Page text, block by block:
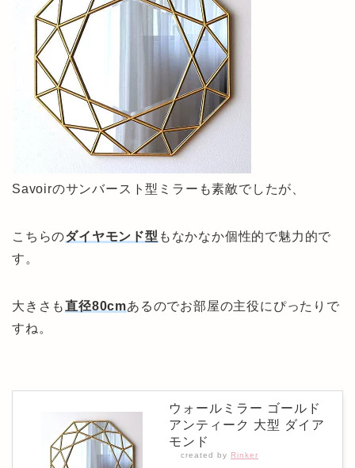
Savoirのサンバースト型ミラーも素敵でしたが、
こちらのダイヤモンド型 もなかなか個性的で魅力的で
す。
大きさも直径80cmあるのでお部屋の主役にぴったりで
すね。
ウォールミラー ゴールド
アンティーク 大型 ダイア
モンド
created by Rinker